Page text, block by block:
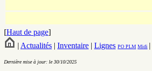
[Haut de page]
| Actualités | Inventaire | Lignes PO PLM Midi |
Dernière mise à jour: le 30/10/2025